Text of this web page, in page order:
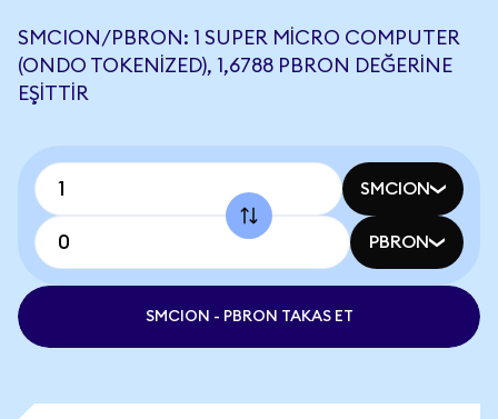
SMCION/PBRON: 1 SUPER MICRO COMPUTER
(ONDO TOKENIZED), 1,6788 PBRON DEĞERINE
EŞITTIR
SMCION
PBRON
SMCION - PBRON TAKAS ET